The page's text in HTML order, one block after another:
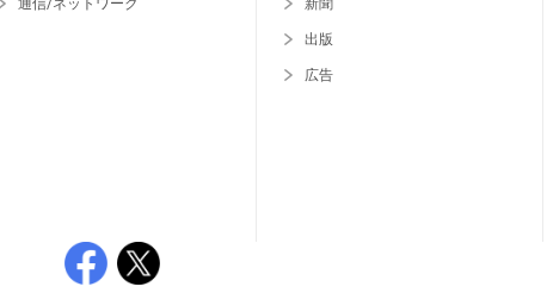
通信/ネットワーク 新聞
出版
広告